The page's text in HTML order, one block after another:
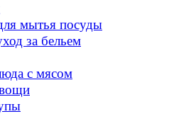
мытья посуды
за бельем
с мясом